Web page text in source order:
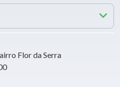
Flor da Serra